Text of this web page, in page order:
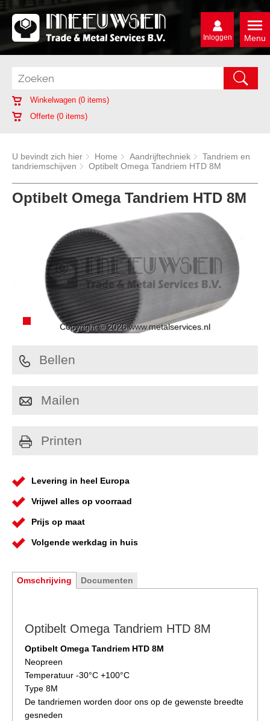
Menu
Inloggen
Winkelwagen (0 items)
Offerte (0 items)
U bevindt zich hier Home Aandrijftechniek
Tandriem en
tandriemschijven
Optibelt Omega Tandriem HTD 8M
Optibelt Omega Tandriem HTD 8M
Copyright © 2026 www.metalservices.nl
Bellen
Mailen
Printen
Levering in heel Europa
Vrijwel alles op voorraad
Prijs op maat
Volgende werkdag in huis
Omschrijving Documenten
Optibelt Omega Tandriem HTD 8M
Optibelt Omega Tandriem HTD 8M
Neopreen
Temperatuur -30°C +100°C
Type 8M
De tandriemen worden door ons op de gewenste breedte
gesneden